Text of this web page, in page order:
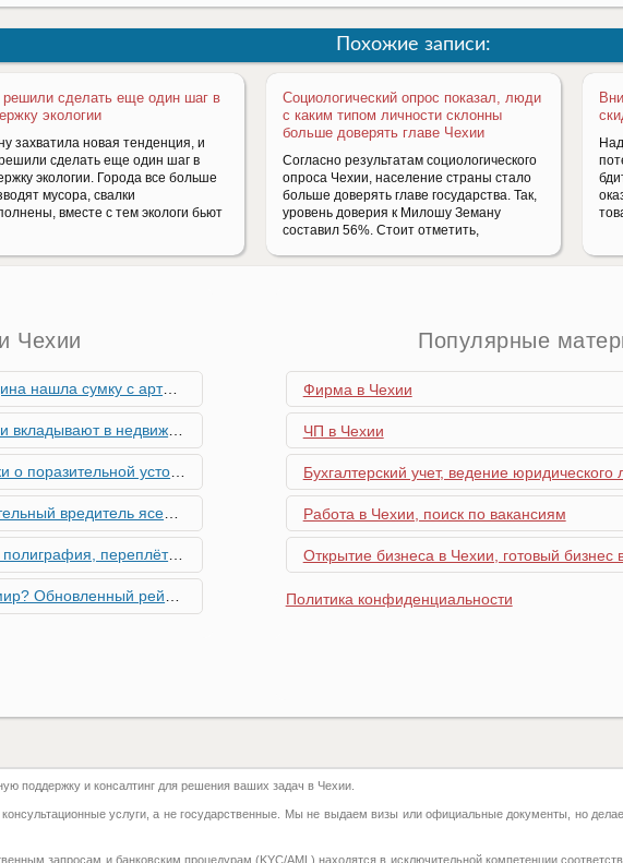
Похожие записи:
решили сделать еще один шаг в
экологии
захватила новая тенденция, и
сделать еще один шаг в
экологии. Города все больше
мусора, свалки
вместе с тем экологи бьют
Социологический опрос показал, люди
с каким типом личности склонны
больше доверять главе Чехии
Согласно результатам социологического
опроса Чехии, население страны стало
больше доверять главе государства. Так,
уровень доверия к Милошу Земану
составил 56%. Стоит отметить,
Чехии
снарядами, остановив движение поездов
и почему меняются их предпочтения?
устойчивости экономики Чехии
к Чехии, необходима бдительность граждан
работы в Чехии - простая лицензия №14
глобальной мобильности 2026 года
Семей с Детьми через Пособия по Уходу
Популярные
Фирма в Чехии
ЧП в Чехии
Бухгалтерский учет, ведение юридического
Работа в Чехии, поиск по вакансиям
Открытие бизнеса в Чехии, готовый бизнес
Политика конфиденциальности
поддержку и консалтинг для решения ваших задач в Чехии.
услуги, а не государственные. Мы не выдаем визы или официальные документы, но
запросам и банковским процедурам (KYC/AML) находятся в исключительной компетенции